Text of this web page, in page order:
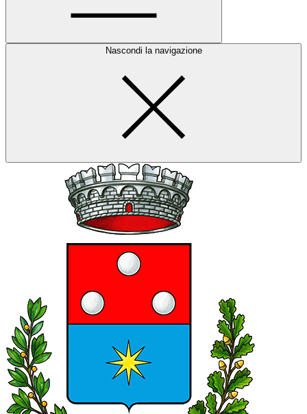
Nascondi la navigazione